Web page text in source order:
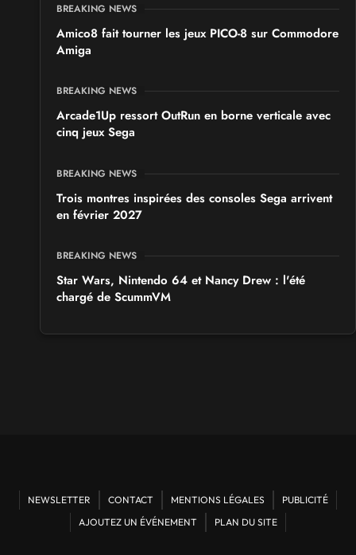
BREAKING NEWS
Amico8 fait tourner les jeux PICO-8 sur Commodore
Amiga
BREAKING NEWS
Arcade1Up ressort OutRun en borne verticale avec
cinq jeux Sega
BREAKING NEWS
Trois montres inspirées des consoles Sega arrivent
en février 2027
BREAKING NEWS
Star Wars, Nintendo 64 et Nancy Drew : l'été
chargé de ScummVM
NEWSLETTER CONTACT MENTIONS LÉGALES
PUBLICITÉ
AJOUTEZ UN ÉVÉNEMENT
PLAN DU SITE